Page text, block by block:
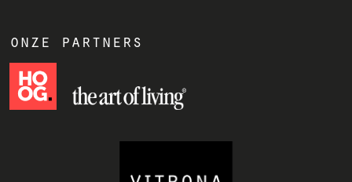
onze partners